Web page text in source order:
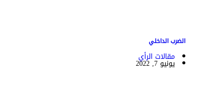
الضرب الداخلي
مقالات الرأي
يونيو 7, 2022